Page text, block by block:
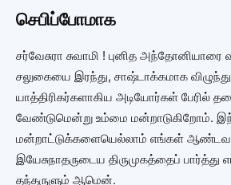
செபிப்போமாக
சர்வேசுரா சுவாமி ! புனித
சலுகையை இரந்து, சாஷ்டாக்கமாக விழுந்து
யாத்திரிகர்களாகிய அடியோர்கள் பேரில்
வேண்டுமென்று உம்மை மன்றாடுகிறோம்.
மன்றாட்டுக்களையெல்லாம் எங்கள்
இயேசுநாதருடைய திருமுகத்தைப் பார்த்து
தந்தருளும் ஆமென்.